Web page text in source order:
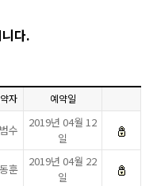
다.
자 예약일
수
2019년 04월 12
일
훈
2019년 04월 22
일